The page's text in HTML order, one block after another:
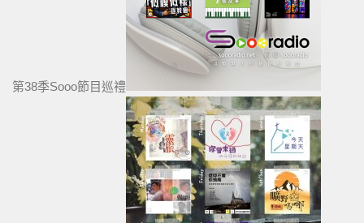
第38季Sooo節目巡禮